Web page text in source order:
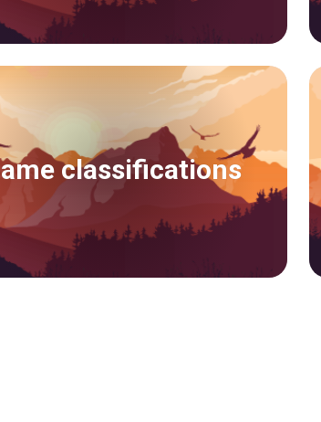
Game classifications